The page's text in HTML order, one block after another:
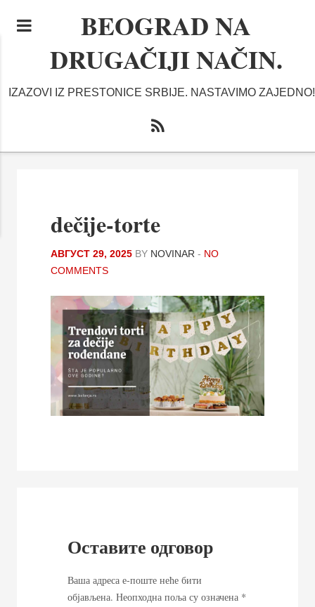
BEOGRAD NA
DRUGAČIJI NAČIN.
IZAZOVI IZ PRESTONICE SRBIJE. NASTAVIMO ZAJEDNO!
dečije-torte
АВГУСТ 29, 2025 BY NOVINAR - NO
COMMENTS
Оставите одговор
Ваша адреса е-поште неће бити
објављена. Неопходна поља су означена *